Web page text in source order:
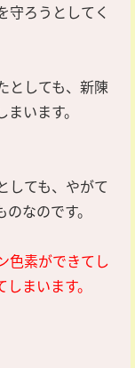
守ろうとしてく
としても、新陳
います。
しても、やがて
なのです。
色素ができてし
まいます。